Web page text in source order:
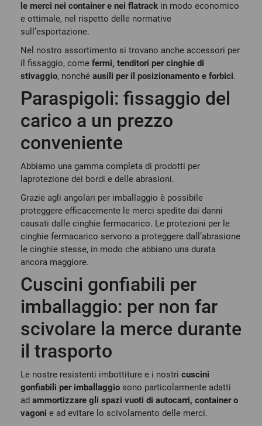
le merci nei container e nei flatrack in modo economico
e ottimale, nel rispetto delle normative
sull’esportazione.
Nel nostro assortimento si trovano anche accessori per
il fissaggio, come fermi, tenditori per cinghie di
stivaggio, nonché ausili per il posizionamento e forbici.
Paraspigoli: fissaggio del
carico a un prezzo
conveniente
Abbiamo una gamma completa di prodotti per
laprotezione dei bordi e delle abrasioni.
Grazie agli angolari per imballaggio è possibile
proteggere efficacemente le merci spedite dai danni
causati dalle cinghie fermacarico. Le protezioni per le
cinghie fermacarico servono a proteggere dall’abrasione
le cinghie stesse, in modo che abbiano una durata
ancora maggiore.
Cuscini gonfiabili per
imballaggio: per non far
scivolare la merce durante
il trasporto
Le nostre resistenti imbottiture e i nostri cuscini
gonfiabili per imballaggio sono particolarmente adatti
ad ammortizzare gli spazi vuoti di autocarri, container o
vagoni e ad evitare lo scivolamento delle merci.